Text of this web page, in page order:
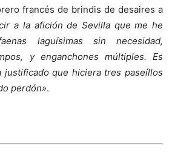
francés de brindis de desaires a
a la afición de Sevilla que me he
laguísimas sin necesidad,
y enganchones múltiples. Es
que hiciera tres paseíllos
perdón».